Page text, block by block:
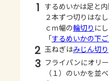
1 するめいかは足と
２本ずつ切りはな
ｃｍ幅の輪切り に
「するめいかの下
2 玉ねぎはみじん切り
3 フライパンにオリ
（１）のいかを並